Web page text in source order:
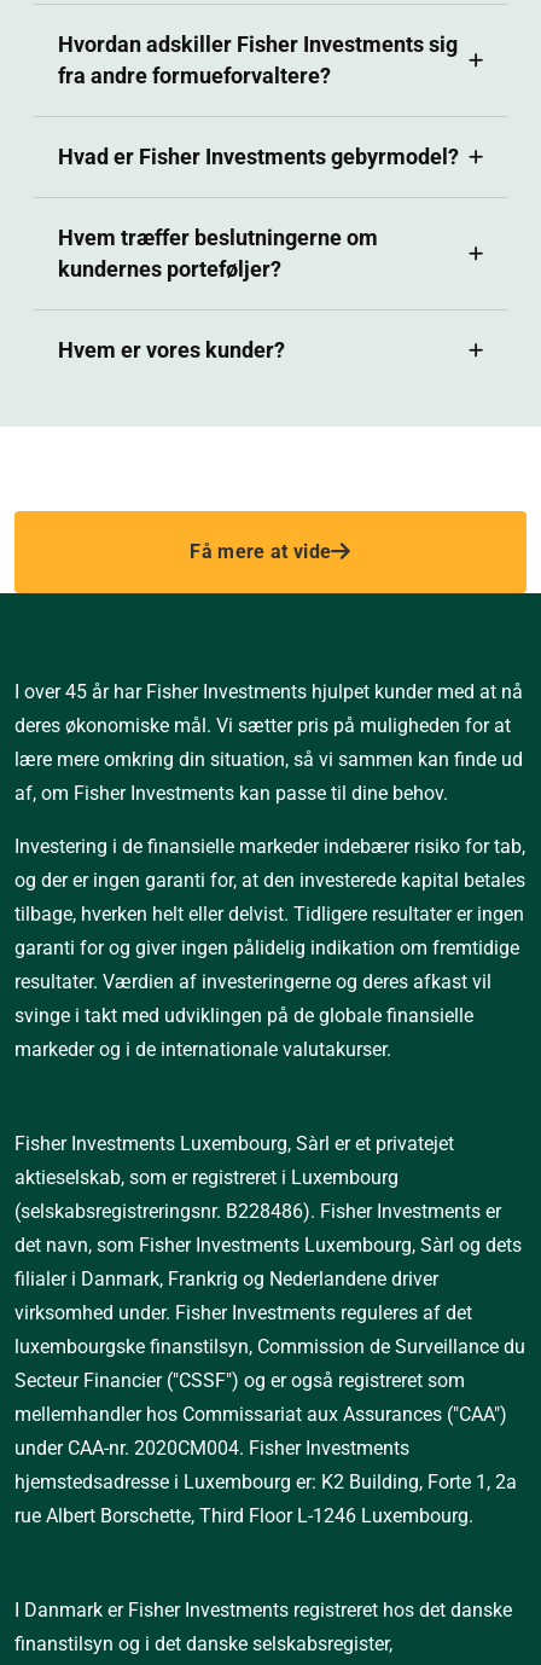
Hvordan adskiller Fisher Investments sig
fra andre formueforvaltere?
Hvad er Fisher Investments gebyrmodel?
Hvem træffer beslutningerne om
kundernes porteføljer?
Hvem er vores kunder?
Få mere at vide
I over 45 år har Fisher Investments hjulpet kunder med at nå
deres økonomiske mål. Vi sætter pris på muligheden for at
lære mere omkring din situation, så vi sammen kan finde ud
af, om Fisher Investments kan passe til dine behov.
Investering i de finansielle markeder indebærer risiko for tab,
og der er ingen garanti for, at den investerede kapital betales
tilbage, hverken helt eller delvist. Tidligere resultater er ingen
garanti for og giver ingen pålidelig indikation om fremtidige
resultater. Værdien af investeringerne og deres afkast vil
svinge i takt med udviklingen på de globale finansielle
markeder og i de internationale valutakurser.
Fisher Investments Luxembourg, Sàrl er et privatejet
aktieselskab, som er registreret i Luxembourg
(selskabsregistreringsnr. B228486). Fisher Investments er
det navn, som Fisher Investments Luxembourg, Sàrl og dets
filialer i Danmark, Frankrig og Nederlandene driver
virksomhed under. Fisher Investments reguleres af det
luxembourgske finanstilsyn, Commission de Surveillance du
Secteur Financier ("CSSF") og er også registreret som
mellemhandler hos Commissariat aux Assurances ("CAA")
under CAA-nr. 2020CM004. Fisher Investments
hjemstedsadresse i Luxembourg er: K2 Building, Forte 1, 2a
rue Albert Borschette, Third Floor L-1246 Luxembourg.
Danmark er Fisher Investments registreret hos det danske
finanstilsyn og i det danske selskabsregister,